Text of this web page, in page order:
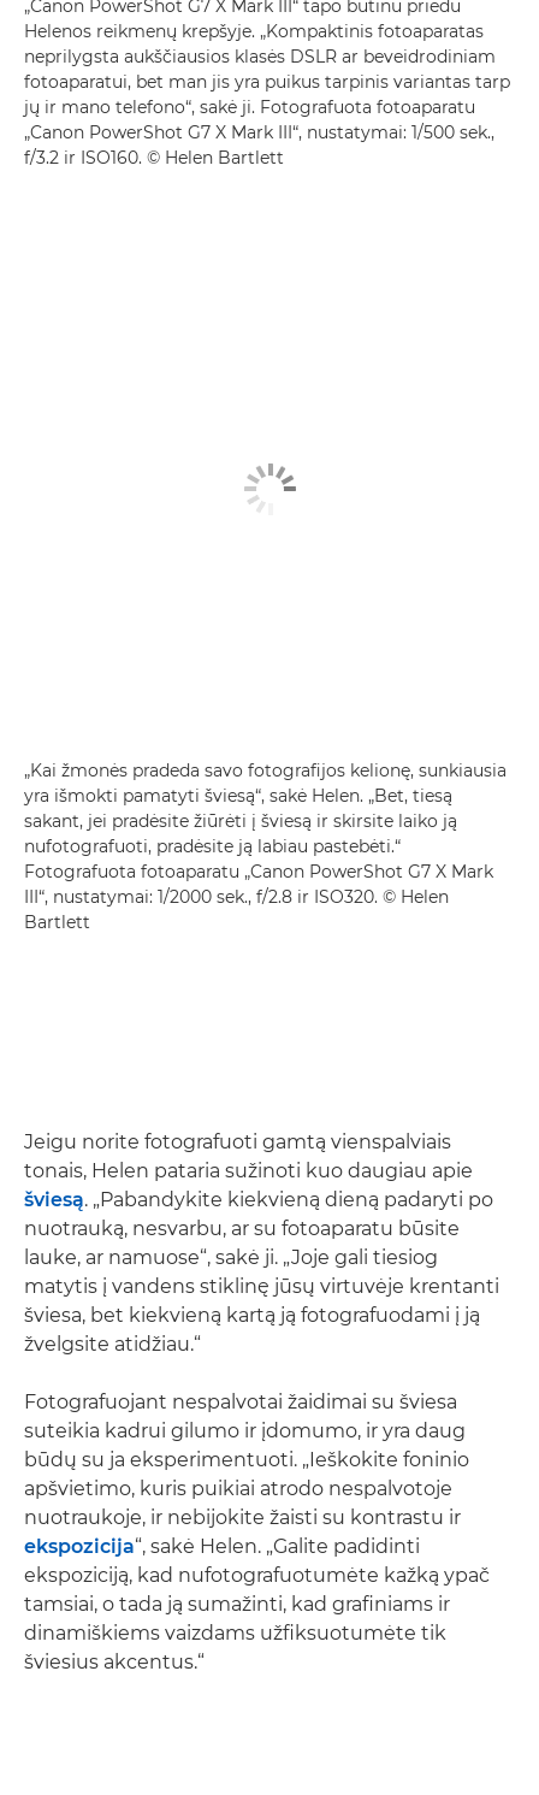
„Canon PowerShot G7 X Mark III“ tapo būtinu priedu
Helenos reikmenų krepšyje. „Kompaktinis fotoaparatas
neprilygsta aukščiausios klasės DSLR ar beveidrodiniam
fotoaparatui, bet man jis yra puikus tarpinis variantas tarp
jų ir mano telefono“, sakė ji. Fotografuota fotoaparatu
„Canon PowerShot G7 X Mark III“, nustatymai: 1/500 sek.,
f/3.2 ir ISO160. © Helen Bartlett
„Kai žmonės pradeda savo fotografijos kelionę, sunkiausia
yra išmokti pamatyti šviesą“, sakė Helen. „Bet, tiesą
sakant, jei pradėsite žiūrėti į šviesą ir skirsite laiko ją
nufotografuoti, pradėsite ją labiau pastebėti.“
Fotografuota fotoaparatu „Canon PowerShot G7 X Mark
III“, nustatymai: 1/2000 sek., f/2.8 ir ISO320. © Helen
Bartlett
Jeigu norite fotografuoti gamtą vienspalviais
tonais, Helen pataria sužinoti kuo daugiau apie
šviesą. „Pabandykite kiekvieną dieną padaryti po
nuotrauką, nesvarbu, ar su fotoaparatu būsite
lauke, ar namuose“, sakė ji. „Joje gali tiesiog
matytis į vandens stiklinę jūsų virtuvėje krentanti
šviesa, bet kiekvieną kartą ją fotografuodami į ją
žvelgsite atidžiau.“
Fotografuojant nespalvotai žaidimai su šviesa
suteikia kadrui gilumo ir įdomumo, ir yra daug
būdų su ja eksperimentuoti. „Ieškokite foninio
apšvietimo, kuris puikiai atrodo nespalvotoje
nuotraukoje, ir nebijokite žaisti su kontrastu ir
ekspozicija“, sakė Helen. „Galite padidinti
ekspoziciją, kad nufotografuotumėte kažką ypač
tamsiai, o tada ją sumažinti, kad grafiniams ir
dinamiškiems vaizdams užfiksuotumėte tik
šviesius akcentus.“